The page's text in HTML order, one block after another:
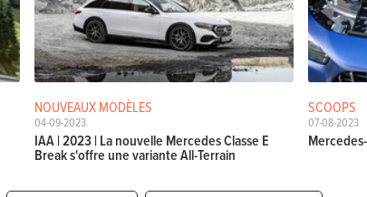
NOUVEAUX MODÈLES
04-09-2023
IAA | 2023 | La nouvelle Mercedes Classe E
Break s'offre une variante All-Terrain
SCOOPS
07-08-2023